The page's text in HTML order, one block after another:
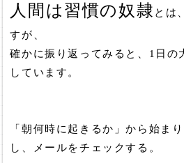
人間は習慣の奴隷 とは
すが、
確かに振り返ってみると、1日の
しています。
「朝何時に起きるか」から始ま
し、メールをチェックする。